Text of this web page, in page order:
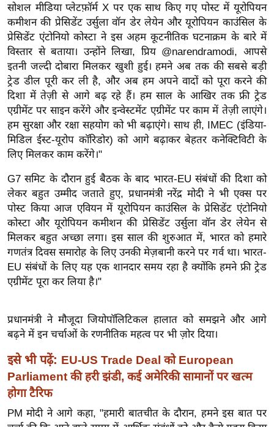
सा
ल
श
ख्सि
य
त
यं
ग
इं
डि
या
सा
हि
त्य
ज
ग
त
व
र्ल्ड
न्यू
ज
ब्री
सोशल मीडिया प्लेटफ़ॉर्म X पर एक साथ किए गए पोस्ट में यूरोपियन
कमीशन की प्रेसिडेंट उर्सुला वॉन डेर लेयेन और यूरोपियन काउंसिल के
प्रेसिडेंट एंटोनियो कोस्टा ने इस अहम कूटनीतिक घटनाक्रम के बारे में
विस्तार से बताया। उन्होंने लिखा, प्रिय @narendramodi, आपसे
इतनी जल्दी दोबारा मिलकर खुशी हुई। हमने अब तक की सबसे बड़ी
ट्रेड डील पूरी कर ली है, और अब हम अपने वादों को पूरा करने की
दिशा में तेज़ी से आगे बढ़ रहे हैं। हम साल के आखिर तक फ्री ट्रेड
एग्रीमेंट पर साइन करेंगे और इन्वेस्टमेंट एग्रीमेंट पर काम में तेज़ी लाएंगे।
हम सुरक्षा और रक्षा सहयोग को भी बढ़ाएंगे। साथ ही, IMEC (इंडिया-
मिडिल ईस्ट-यूरोप कॉरिडोर) को आगे बढ़ाकर बेहतर कनेक्टिविटी के
लिए मिलकर काम करेंगे।"
G7 समिट के दौरान हुई बैठक के बाद भारत-EU संबंधों की दिशा को
लेकर बहुत उम्मीद जताते हुए, प्रधानमंत्री नरेंद्र मोदी ने भी एक्स पर
पोस्ट किया आज एवियन में यूरोपियन काउंसिल के प्रेसिडेंट एंटोनियो
कोस्टा और यूरोपियन कमीशन की प्रेसिडेंट उर्सुला वॉन डेर लेयेन से
मिलकर बहुत अच्छा लगा। इस साल की शुरुआत में, भारत को हमारे
गणतंत्र दिवस समारोह के लिए उनकी मेज़बानी करने पर गर्व था। भारत-
EU संबंधों के लिए यह एक शानदार समय रहा है क्योंकि हमने फ्री ट्रेड
एग्रीमेंट पूरा कर लिया है।"
प्रधानमंत्री ने मौजूदा जियोपॉलिटिकल हालात को समझने और आगे
बढ़ने में इन चर्चाओं के रणनीतिक महत्व पर भी ज़ोर दिया।
इसे भी पढ़ें: EU-US Trade Deal को European
Parliament की हरी झंडी, कई अमेरिकी सामानों पर खत्म
होगा टैरिफ
PM मोदी ने आगे कहा, "हमारी बातचीत के दौरान, हमने इस बात पर